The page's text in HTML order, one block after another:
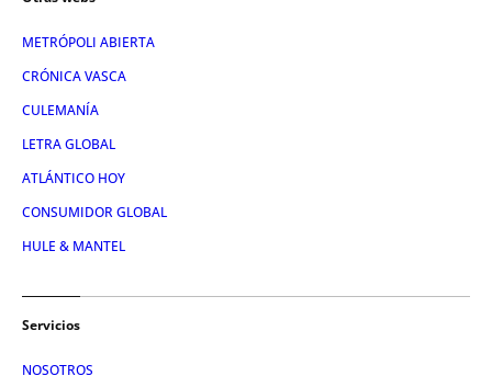
METRÓPOLI ABIERTA
CRÓNICA VASCA
CULEMANÍA
LETRA GLOBAL
ATLÁNTICO HOY
CONSUMIDOR GLOBAL
HULE & MANTEL
Servicios
NOSOTROS